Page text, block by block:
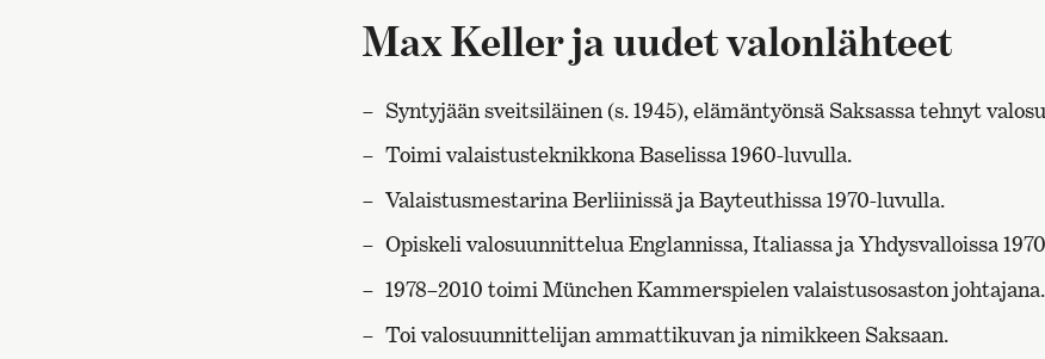
Max Keller ja uudet valonlähteet
Syntyjään sveitsiläinen (s. 1945), elämäntyönsä Saksassa tehnyt
Toimi valaistusteknikkona Baselissa 1960-luvulla.
Valaistusmestarina Berliinissä ja Bayteuthissa 1970-luvulla.
Opiskeli valosuunnittelua Englannissa, Italiassa ja Yhdysvalloissa
1978–2010 toimi München Kammerspielen valaistusosaston johtajana.
Toi valosuunnittelijan ammattikuvan ja nimikkeen Saksaan.